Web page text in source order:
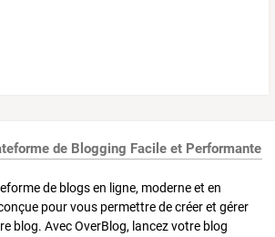
de Blogging Facile et Performante
de blogs en ligne, moderne et en
pour vous permettre de créer et gérer
blog. Avec OverBlog, lancez votre blog